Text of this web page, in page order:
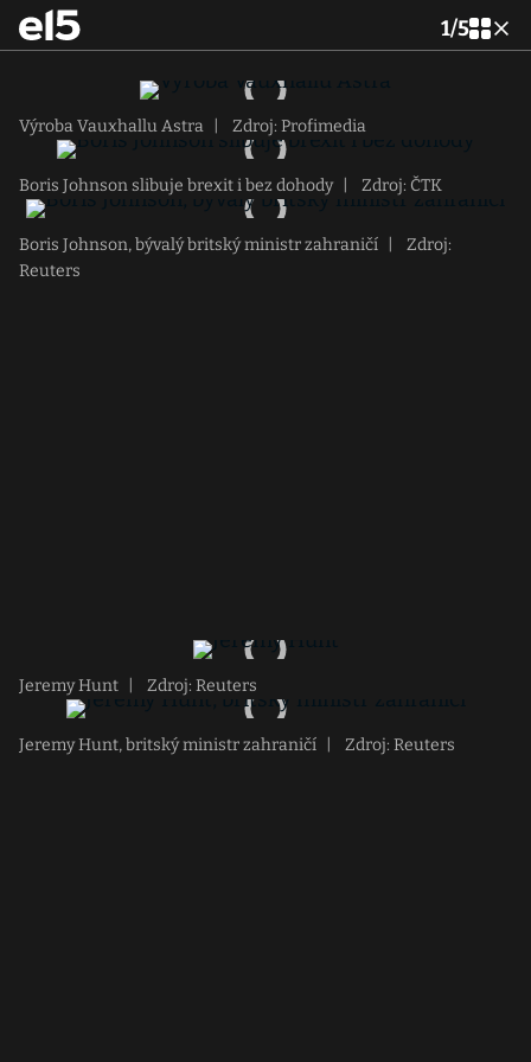
1/5
Výroba Vauxhallu Astra Zdroj: Profimedia
Boris Johnson slibuje brexit i bez dohody Zdroj: ČTK
Boris Johnson, bývalý britský ministr zahraničí
Zdroj:
Reuters
Jeremy Hunt Zdroj: Reuters
Jeremy Hunt, britský ministr zahraničí Zdroj: Reuters